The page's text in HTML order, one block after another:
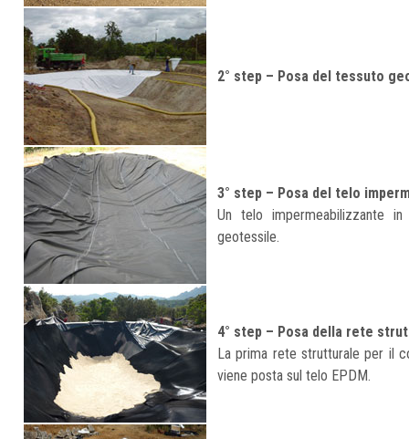
2° step – Posa del tessuto
3° step – Posa del telo
Un telo impermeabilizzante
geotessile.
4° step – Posa della rete
La prima rete strutturale per il
viene posta sul telo EPDM.